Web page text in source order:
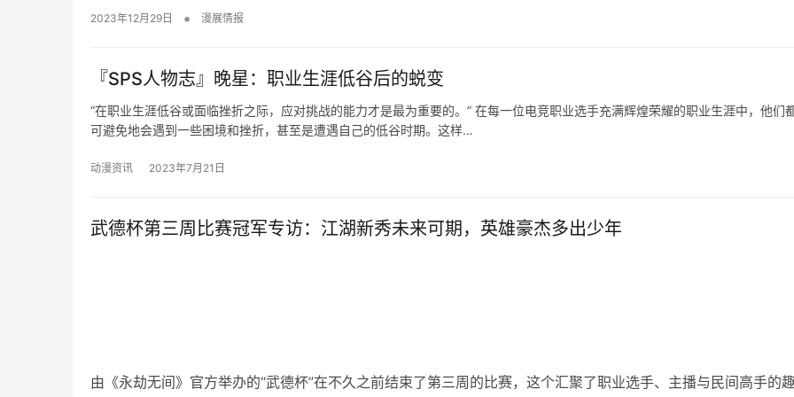
2023年12月29日 • 漫展情报
『SPS人物志』晚星：职业生涯低谷后的蜕变
“在职业生涯低谷或面临挫折之际，应对挑战的能力才是最为重要的。” 在每一位电竞职业选手充满辉煌荣耀的职业生涯中，他们
可避免地会遇到一些困境和挫折，甚至是遭遇自己的低谷时期。这样…
动漫资讯 2023年7月21日
武德杯第三周比赛冠军专访：江湖新秀未来可期，英雄豪杰多出少年
由《永劫无间》官方举办的“武德杯”在不久之前结束了第三周的比赛，这个汇聚了职业选手、主播与民间高手的